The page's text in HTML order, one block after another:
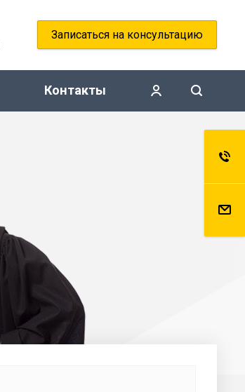
Записаться на консультацию
Контакты